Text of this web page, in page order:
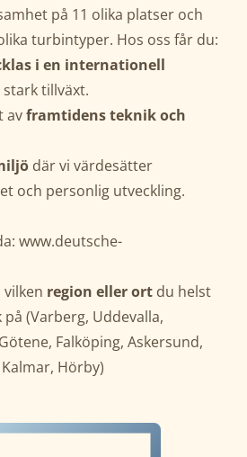
på 11 olika platser och
turbintyper. Hos oss får du:
i en internationell
stark tillväxt.
avframtidens teknik och
där vi värdesätter
och personlig utveckling.
www.deutsche-
vilken region eller ort du helst
(Varberg, Uddevalla,
Falköping, Askersund,
Hörby)